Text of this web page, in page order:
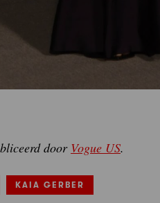
door Vogue US.
KAIA GERBER